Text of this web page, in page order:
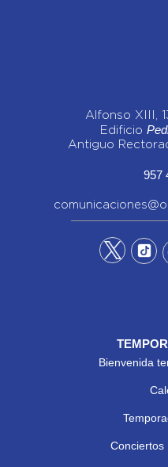
Alfonso XIII,
Edificio
Antiguo
957
Bienvenida
Conciertos